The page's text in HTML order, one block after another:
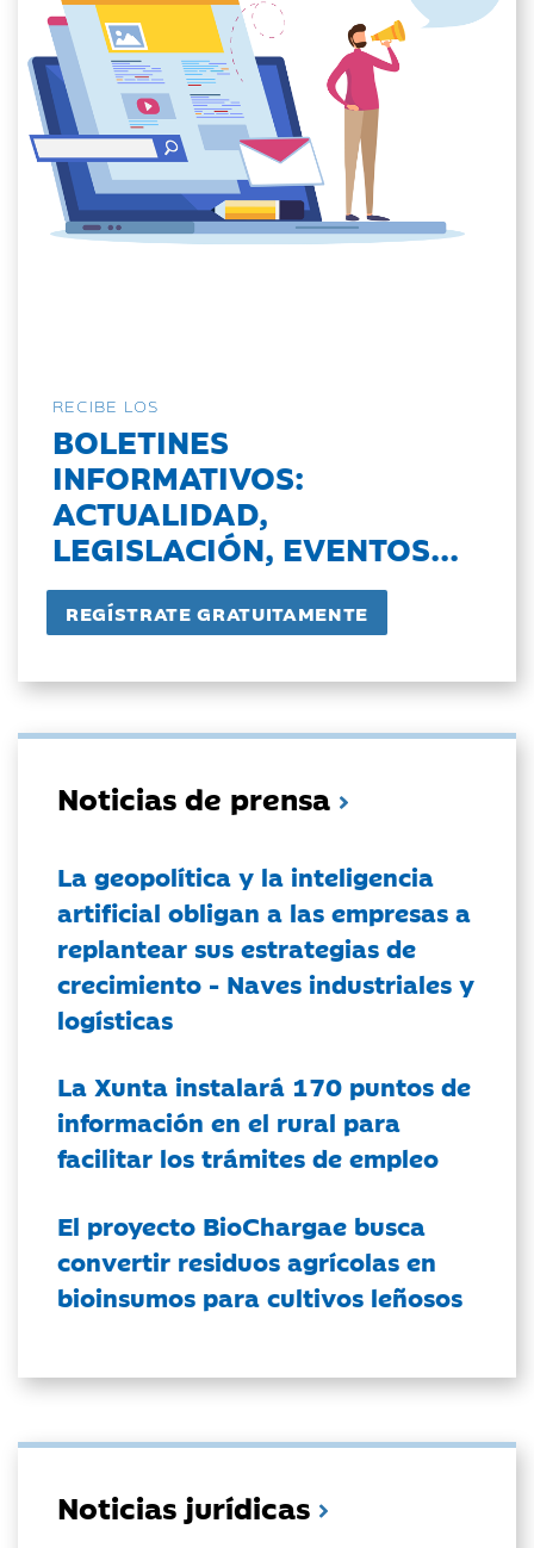
RECIBE LOS
BOLETINES
INFORMATIVOS:
ACTUALIDAD,
LEGISLACIÓN, EVENTOS...
Noticias de prensa
La geopolítica y la inteligencia
artificial obligan a las empresas a
replantear sus estrategias de
crecimiento - Naves industriales y
logísticas
La Xunta instalará 170 puntos de
información en el rural para
facilitar los trámites de empleo
El proyecto BioChargae busca
convertir residuos agrícolas en
bioinsumos para cultivos leñosos
Noticias jurídicas